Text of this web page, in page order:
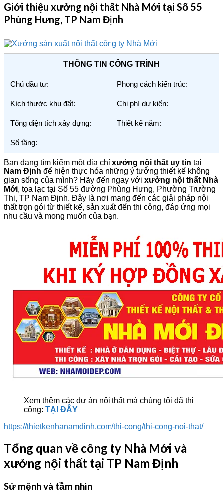
Giới thiệu xưởng nội thất Nhà Mới tại Số 55
Phùng Hưng, TP Nam Định
THÔNG TIN CÔNG TRÌNH
Chủ đầu tư: Phong cách kiến trúc:
Kích thước khu đất: Chi phí dự kiến:
Tổng diện tích xây dựng: Thiết kế năm:
Số tầng:
Bạn đang tìm kiếm một địa chỉ xưởng nội thất uy tín tại
Nam Định để hiện thực hóa những ý tưởng thiết kế không
gian sống của mình? Hãy đến ngay với xưởng nội thất Nhà
Mới, tọa lạc tại Số 55 đường Phùng Hưng, Phường Trường
Thi, TP Nam Định. Đây là nơi mang đến các giải pháp nội
thất trọn gói từ thiết kế, sản xuất đến thi công, đáp ứng mọi
nhu cầu và mong muốn của bạn.
Xem thêm các dự án nội thất mà chúng tôi đã thi
công: TẠI ĐÂY
https://thietkenhanamdinh.com/thi-cong/thi-cong-noi-that/
Tổng quan về công ty Nhà Mới và
xưởng nội thất tại TP Nam Định
Sứ mệnh và tầm nhìn